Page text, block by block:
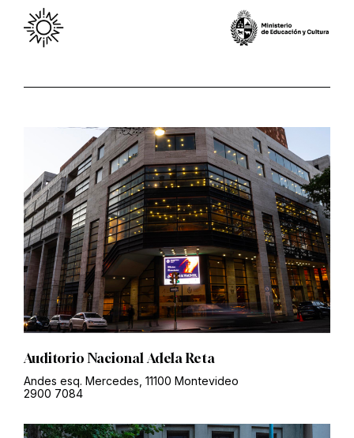
Auditorio Nacional Adela Reta
Andes esq. Mercedes, 11100 Montevideo
2900 7084